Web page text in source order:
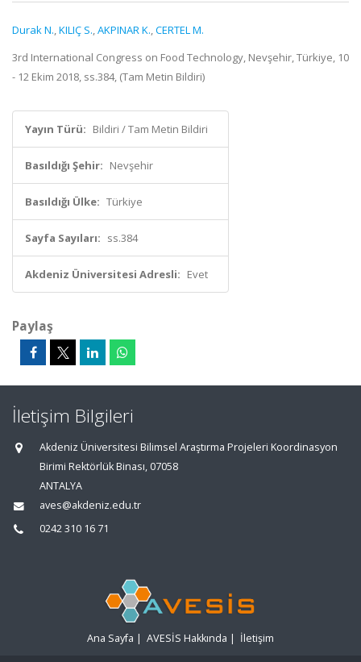
Durak N.,KILIÇ S.,AKPINAR K.,CERTEL M.
3rd International Congress on Food Technology, Nevşehir, Türkiye, 10
- 12 Ekim 2018, ss.384, (Tam Metin Bildiri)
Yayın Türü: Bildiri / Tam Metin Bildiri
Basıldığı Şehir: Nevşehir
Basıldığı Ülke: Türkiye
Sayfa Sayıları: ss.384
Akdeniz Üniversitesi Adresli: Evet
Paylaş
İletişim Bilgileri
Akdeniz Üniversitesi Bilimsel Araştırma Projeleri Koordinasyon
Birimi Rektörlük Binası, 07058
ANTALYA
aves@akdeniz.edu.tr
0242 310 16 71
Ana Sayfa | AVESİS Hakkında | İletişim